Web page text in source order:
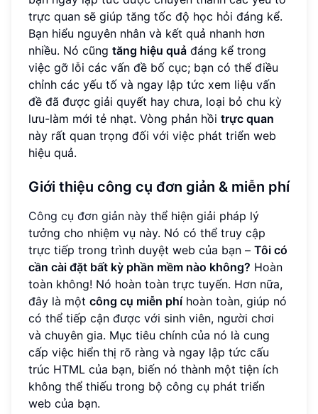
trực quan sẽ giúp tăng tốc độ học hỏi đáng kể.
Bạn hiểu nguyên nhân và kết quả nhanh hơn
nhiều. Nó cũng tăng hiệu quả đáng kể trong
việc gỡ lỗi các vấn đề bố cục; bạn có thể điều
chỉnh các yếu tố và ngay lập tức xem liệu vấn
đề đã được giải quyết hay chưa, loại bỏ chu kỳ
lưu-làm mới tẻ nhạt. Vòng phản hồi trực quan
này rất quan trọng đối với việc phát triển web
hiệu quả.
Giới thiệu công cụ đơn giản & miễn phí
Công cụ đơn giản này thể hiện giải pháp lý
tưởng cho nhiệm vụ này. Nó có thể truy cập
trực tiếp trong trình duyệt web của bạn – Tôi có
cần cài đặt bất kỳ phần mềm nào không? Hoàn
toàn không! Nó hoàn toàn trực tuyến. Hơn nữa,
đây là một công cụ miễn phíhoàn toàn, giúp nó
có thể tiếp cận được với sinh viên, người chơi
và chuyên gia. Mục tiêu chính của nó là cung
cấp việc hiển thị rõ ràng và ngay lập tức cấu
trúc HTML của bạn, biến nó thành một tiện ích
không thể thiếu trong bộ công cụ phát triển
web của bạn.